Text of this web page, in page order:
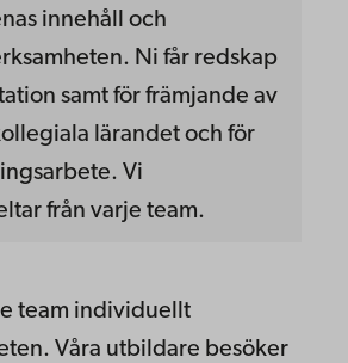
innehåll och
Ni får redskap
samt för främjande av
lärandet och för
Vi
från varje team.
team individuellt
Våra utbildare besöker